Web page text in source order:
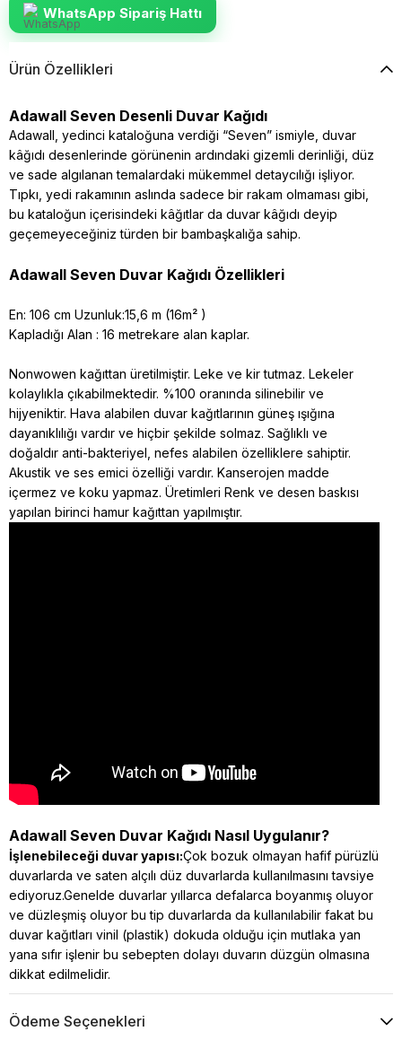
WhatsApp Sipariş Hattı
Ürün Özellikleri
Adawall Seven Desenli Duvar Kağıdı
Adawall, yedinci kataloğuna verdiği “Seven” ismiyle, duvar
kâğıdı desenlerinde görünenin ardındaki gizemli derinliği, düz
ve sade algılanan temalardaki mükemmel detaycılığı işliyor.
Tıpkı, yedi rakamının aslında sadece bir rakam olmaması gibi,
bu kataloğun içerisindeki kâğıtlar da duvar kâğıdı deyip
geçemeyeceğiniz türden bir bambaşkalığa sahip.
Adawall Seven Duvar Kağıdı Özellikleri
En: 106 cm Uzunluk:15,6 m (16m² )
Kapladığı Alan : 16 metrekare alan kaplar.
Nonwowen kağıttan üretilmiştir. Leke ve kir tutmaz. Lekeler
kolaylıkla çıkabilmektedir. %100 oranında silinebilir ve
hijyeniktir. Hava alabilen duvar kağıtlarının güneş ışığına
dayanıklılığı vardır ve hiçbir şekilde solmaz. Sağlıklı ve
doğaldır anti-bakteriyel, nefes alabilen özelliklere sahiptir.
Akustik ve ses emici özelliği vardır. Kanserojen madde
içermez ve koku yapmaz. Üretimleri Renk ve desen baskısı
yapılan birinci hamur kağıttan yapılmıştır.
Adawall Seven Duvar Kağıdı Nasıl Uygulanır?
İşlenebileceği duvar yapısı:Çok bozuk olmayan hafif pürüzlü
duvarlarda ve saten alçılı düz duvarlarda kullanılmasını tavsiye
ediyoruz.Genelde duvarlar yıllarca defalarca boyanmış oluyor
ve düzleşmiş oluyor bu tip duvarlarda da kullanılabilir fakat bu
duvar kağıtları vinil (plastik) dokuda olduğu için mutlaka yan
yana sıfır işlenir bu sebepten dolayı duvarın düzgün olmasına
dikkat edilmelidir.
Ödeme Seçenekleri